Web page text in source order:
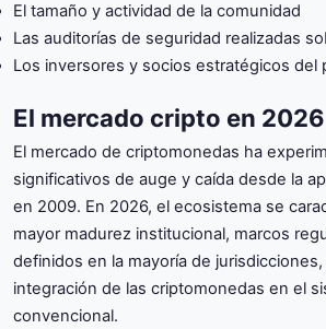
El tamaño y actividad de la comunidad
Las auditorías de seguridad realizadas
Los inversores y socios estratégicos del
El mercado cripto en 2026
El mercado de criptomonedas ha
significativos de auge y caída desde la
en 2009. En 2026, el ecosistema se
mayor madurez institucional, marcos
definidos en la mayoría de
integración de las criptomonedas en el
convencional.